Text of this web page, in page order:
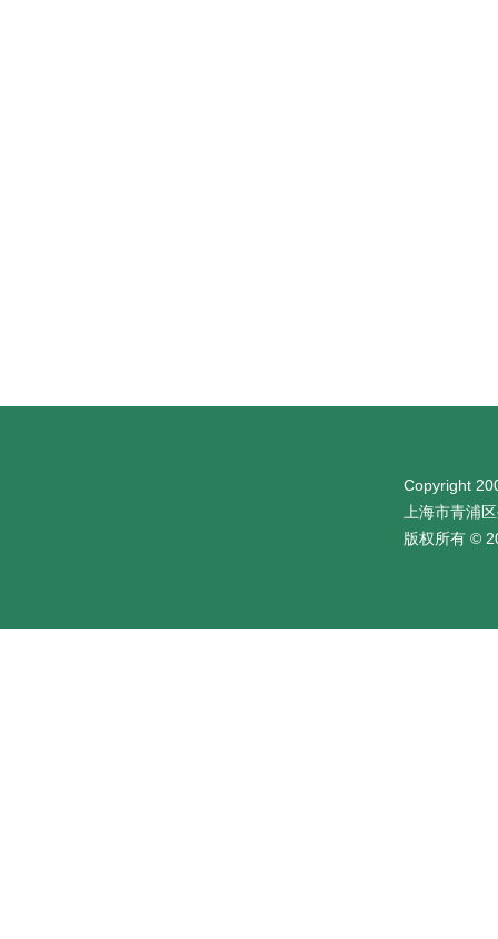
Copyright
上海市青浦
版权所有 ©